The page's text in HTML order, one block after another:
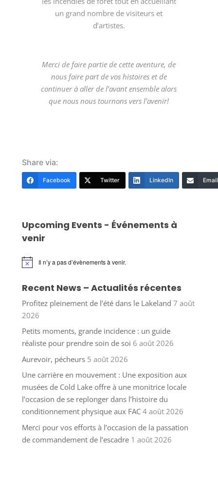
un grand nombre de visiteurs et
d’artistes.
Merci de faire partie de cette aventure, de
nous faire part de vos histoires et de
continuer à aller de l’avant ensemble alors
que nous nous tournons vers l’avenir!
Share via:
Facebook Twitter LinkedIn Email
Upcoming Events - Événements à
venir
Notice Il n’y a pas d’évènements à venir.
Recent News – Actualités récentes
Profitez pleinement de l’été dans le Lakeland 7 août
2026
Petits moments, grande incidence : un guide
réaliste pour prendre soin de soi 6 août 2026
Aurevoir, pécheurs 5 août 2026
Une carrière en mouvement : Une exposition aux
musées de Cold Lake offre à une monitrice locale
l’occasion de se replonger dans l’histoire du
conditionnement physique aux FAC 4 août 2026
Merci pour vos efforts à l’occasion de la passation
de commandement de l’escadre 1 août 2026